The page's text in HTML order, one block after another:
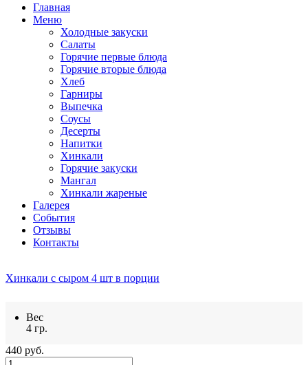
Главная
Меню
Холодные закуски
Салаты
Горячие первые блюда
Горячие вторые блюда
Хлеб
Гарниры
Выпечка
Соусы
Десерты
Напитки
Хинкали
Горячие закуски
Мангал
Хинкали жареные
Галерея
События
Отзывы
Контакты
Хинкали с сыром 4 шт в порции
Вес
4 гр.
440 руб.